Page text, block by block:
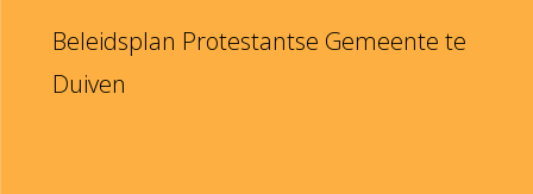
Beleidsplan Protestantse Gemeente te
Duiven